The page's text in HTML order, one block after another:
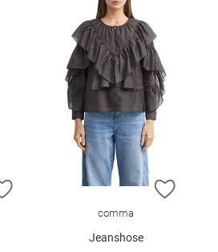
ZUR WUNSCHLISTE HINZUFÜGEN
ZUR
comma
Jeanshose